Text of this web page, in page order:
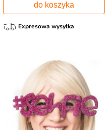
do koszyka
Expresowa wysyłka